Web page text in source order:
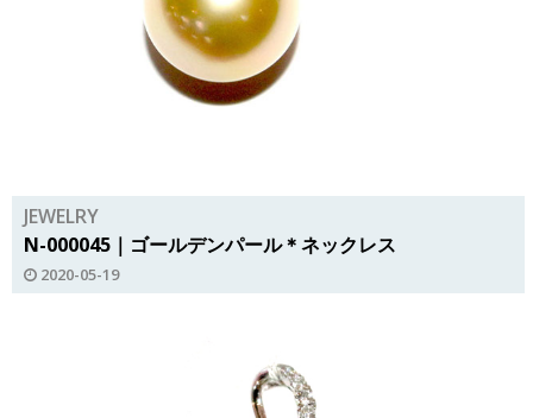
JEWELRY
N-000045｜ゴールデンパール＊ネックレス
2020-05-19